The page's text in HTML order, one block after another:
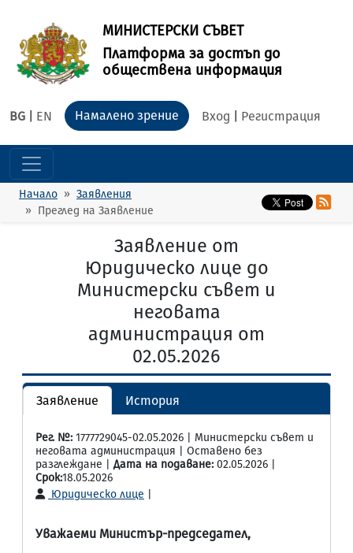
МИНИСТЕРСКИ СЪВЕТ
Платформа за достъп до
обществена информация
BG EN Вход Регистрация
Намалено зрение
Начало
Заявления
Преглед на Заявление
Заявление от
Юридическо лице до
Министерски съвет и
неговата
администрация от
02.05.2026
Заявление История
Рег. №: 1777729045-02.05.2026 | Министерски съвет и
неговата администрация | Оставено без
разглеждане | Дата на подаване: 02.05.2026 |
Срок:18.05.2026
Юридическо лице
Уважаеми Министър-председател,